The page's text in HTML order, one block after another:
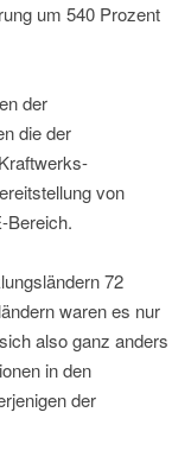
um 540 Prozent
der
die der
von
Bereich.
72
waren es nur
also ganz anders
in den
der